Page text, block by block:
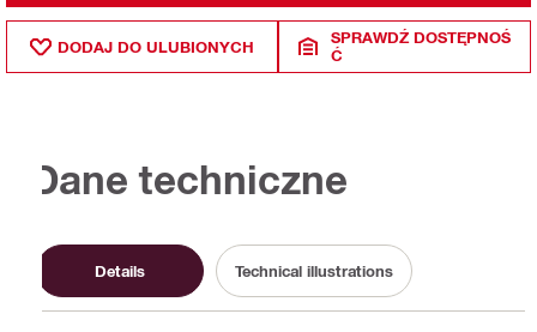
DODAJ DO ULUBIONYCH
SPRAWDŹ DOSTĘPNOŚ
Ć
Dane techniczne
Details Technical illustrations